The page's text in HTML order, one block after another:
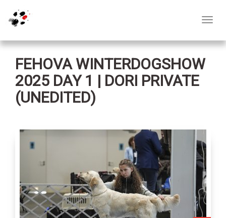
FEHOVA WINTERDOGSHOW
2025 DAY 1 | DORI PRIVATE
(UNEDITED)